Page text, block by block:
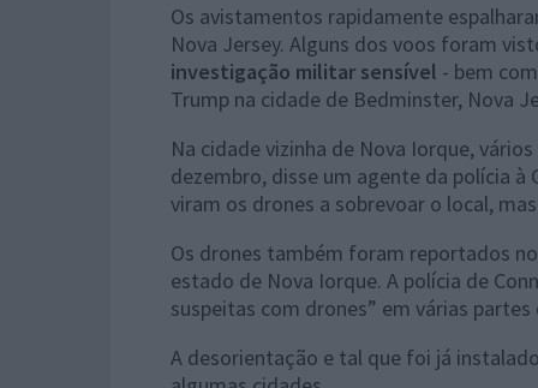
Os avistamentos rapidamente
Nova Jersey. Alguns dos voos foram
investigação militar sensível - bem
Trump na cidade de Bedminster, Nova
Na cidade vizinha de Nova Iorque,
dezembro, disse um agente da polícia à
viram os drones a sobrevoar o local,
Os drones também foram reportados
estado de Nova Iorque. A polícia de
suspeitas com drones” em várias
A desorientação e tal que foi já